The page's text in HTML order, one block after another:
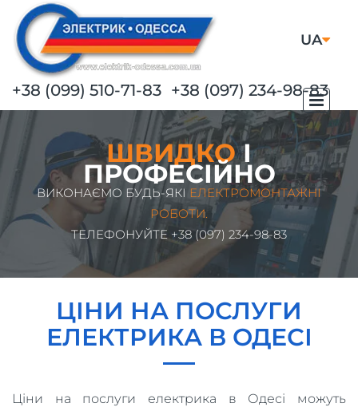
UA
+38 (099) 510-71-83 +38 (097) 234-98-83
ШВИДКО І
ПРОФЕСІЙНО
ВИКОНАЄМО БУДЬ-ЯКІ ЕЛЕКТРОМОНТАЖНІ
РОБОТИ.
ТЕЛЕФОНУЙТЕ +38 (097) 234-98-83
ЦІНИ НА ПОСЛУГИ
ЕЛЕКТРИКА В ОДЕСІ
Ціни на послуги електрика в Одесі можуть